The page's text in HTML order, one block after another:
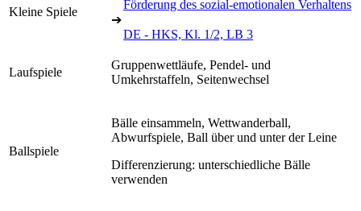
Kleine Spiele
Förderung des sozial-emotionalen Verhaltens
➔
DE - HKS, Kl. 1/2, LB 3
Laufspiele
Gruppenwettläufe, Pendel- und
Umkehrstaffeln, Seitenwechsel
Ballspiele
Bälle einsammeln, Wettwanderball,
Abwurfspiele, Ball über und unter der Leine
Differenzierung: unterschiedliche Bälle
verwenden